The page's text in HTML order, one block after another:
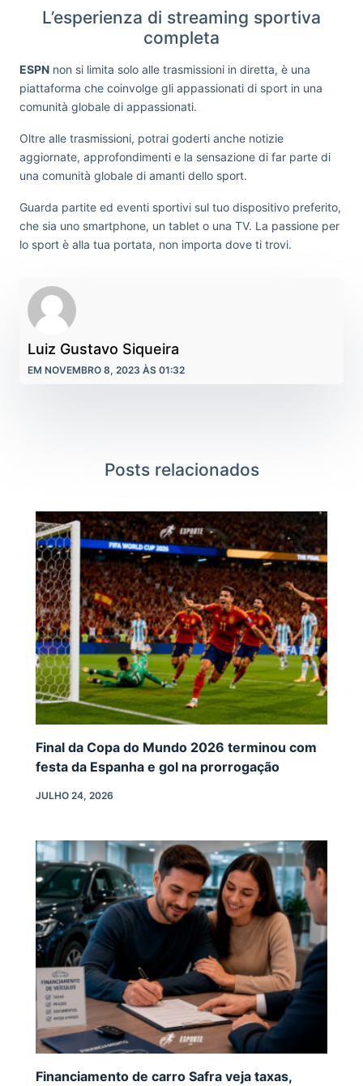
L’esperienza di streaming sportiva
completa
ESPN non si limita solo alle trasmissioni in diretta, è una
piattaforma che coinvolge gli appassionati di sport in una
comunità globale di appassionati.
Oltre alle trasmissioni, potrai goderti anche notizie
aggiornate, approfondimenti e la sensazione di far parte di
una comunità globale di amanti dello sport.
Guarda partite ed eventi sportivi sul tuo dispositivo preferito,
che sia uno smartphone, un tablet o una TV. La passione per
lo sport è alla tua portata, non importa dove ti trovi.
Luiz Gustavo Siqueira
EM NOVEMBRO 8, 2023 ÀS 01:32
Posts relacionados
Final da Copa do Mundo 2026 terminou com
festa da Espanha e gol na prorrogação
JULHO 24, 2026
Financiamento de carro Safra veja taxas,